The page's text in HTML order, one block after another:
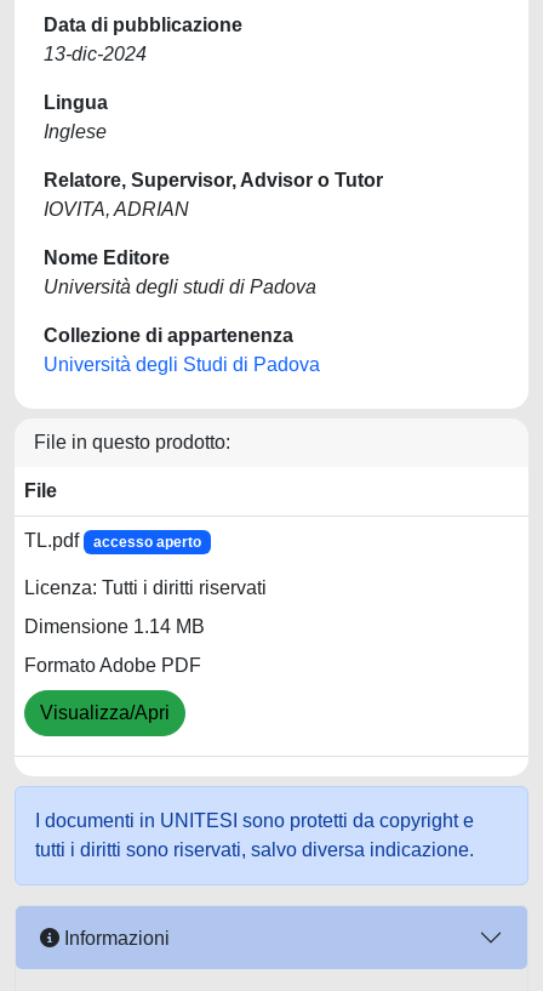
Data di pubblicazione
13-dic-2024
Lingua
Inglese
Relatore, Supervisor, Advisor o Tutor
IOVITA, ADRIAN
Nome Editore
Università degli studi di Padova
Collezione di appartenenza
Università degli Studi di Padova
File in questo prodotto:
File
TL.pdf accesso aperto
Licenza: Tutti i diritti riservati
Dimensione 1.14 MB
Formato Adobe PDF
Visualizza/Apri
I documenti in UNITESI sono protetti da copyright e
tutti i diritti sono riservati, salvo diversa indicazione.
Informazioni